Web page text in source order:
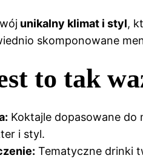
unikalny klimat i styl,
skomponowane
to tak
Koktajle dopasowane do
i styl.
Tematyczne drinki